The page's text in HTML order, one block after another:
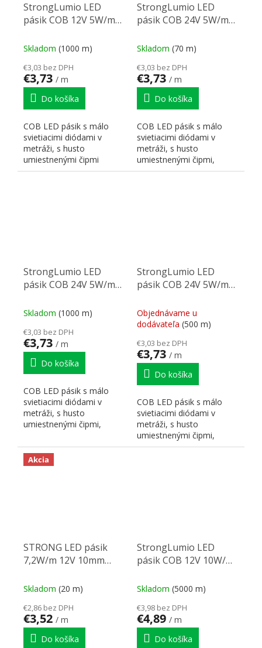
StrongLumio LED
pásik COB 12V 5W/m
biela teplá
Skladom (1000 m)
€3,03 bez DPH
€3,73 / m
Do košíka
COB LED pásik s málo
svietiacimi diódami v
metráži, s husto
umiestnenými čipmi
zaisťujúcim súvislú líniu.
StrongLumio LED
pásik COB 24V 5W/m
biela studená
Skladom (70 m)
€3,03 bez DPH
€3,73 / m
Do košíka
COB LED pásik s málo
svietiacimi diódami v
metráži, s husto
umiestnenými čipmi,
zaisťujúcimi súvislú líniu,
StrongLumio LED
pásik COB 24V 5W/m
biela neutrální
Skladom (1000 m)
€3,03 bez DPH
€3,73 / m
Do košíka
COB LED pásik s málo
svietiacimi diódami v
metráži, s husto
umiestnenými čipmi,
farba...
StrongLumio LED
pásik COB 24V 5W/m
biela teplá
Objednávame u
dodávateľa (500 m)
€3,03 bez DPH
€3,73 / m
Do košíka
COB LED pásik s málo
svietiacimi diódami v
metráži, s husto
umiestnenými čipmi,
zaisťujúcimi súvislú líniu,
Akcia
STRONG LED pásik
7,2W/m 12V 10mm
Skladom (20 m)
€2,86 bez DPH
€3,52 / m
Do košíka
StrongLumio LED
pásik COB 12V 10W/m
biela studená
Skladom (5000 m)
€3,98 bez DPH
€4,89 / m
Do košíka